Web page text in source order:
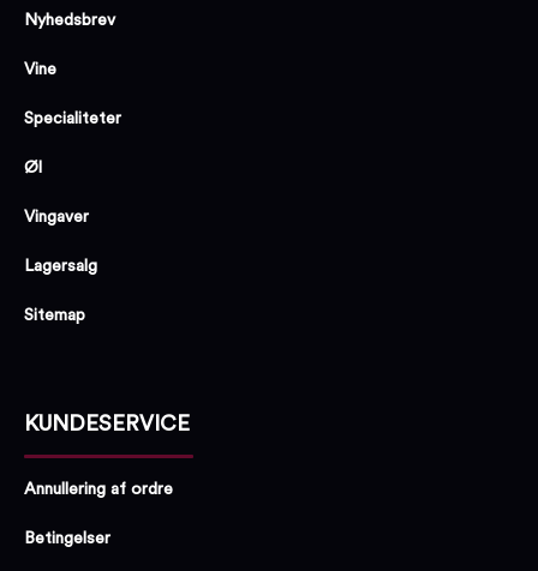
Nyhedsbrev
Vine
Specialiteter
Øl
Vingaver
Lagersalg
Sitemap
KUNDESERVICE
Annullering af ordre
Betingelser